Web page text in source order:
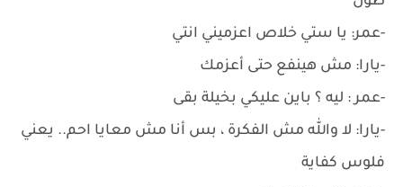
-عمر: يا ستي خلاص اعزميني انتي
-يارا: مش هينفع حتى أعزمك
-عمر : ليه ؟ باين عليكي بخيلة بقى
-يارا: لا والله مش الفكرة ، بس أنا مش معايا احم.. يعني
فلوس كفاية